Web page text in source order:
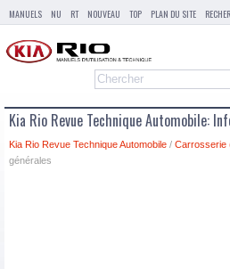
MANUELS NU RT NOUVEAU TOP PLAN DU SITE
Kia Rio Revue Technique Automobile:
Kia Rio Revue Technique Automobile / Carrosserie
générales